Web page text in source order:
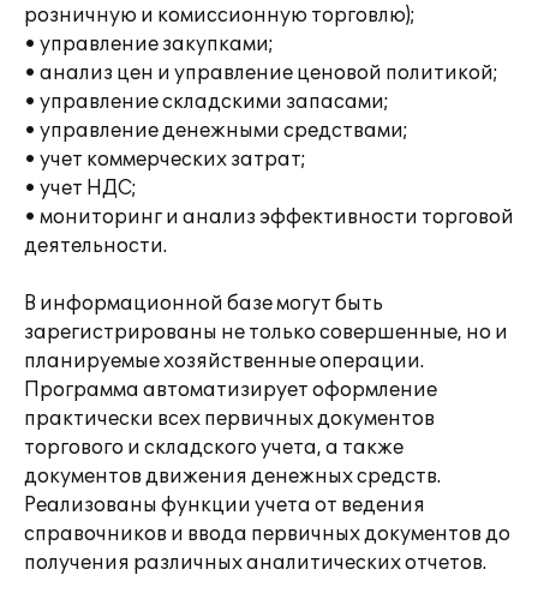
розничную и комиссионную торговлю);
• управление закупками;
• анализ цен и управление ценовой политикой;
• управление складскими запасами;
• управление денежными средствами;
• учет коммерческих затрат;
• учет НДС;
• мониторинг и анализ эффективности торговой
деятельности.
В информационной базе могут быть
зарегистрированы не только совершенные, но и
планируемые хозяйственные операции.
Программа автоматизирует оформление
практически всех первичных документов
торгового и складского учета, а также
документов движения денежных средств.
Реализованы функции учета от ведения
справочников и ввода первичных документов до
получения различных аналитических отчетов.